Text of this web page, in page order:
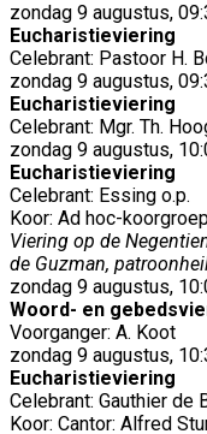
zondag 9 augustus,
Eucharistieviering
Celebrant: Pastoor H.
zondag 9 augustus,
Eucharistieviering
Celebrant: Mgr. Th.
zondag 9 augustus,
Eucharistieviering
Celebrant: Essing o.p.
Koor: Ad hoc-
Viering op de
de Guzman,
zondag 9 augustus,
Woord- en
Voorganger: A. Koot
zondag 9 augustus,
Eucharistieviering
Celebrant: Gauthier de
Koor: Cantor: Alfred